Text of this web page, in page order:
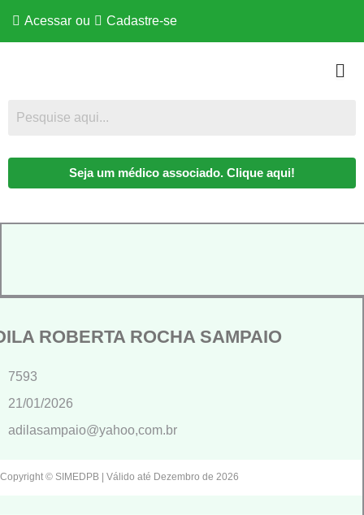
Acessar ou Cadastre-se
Seja um médico associado. Clique aqui!
ROBERTA ROCHA SAMPAIO
7593
21/01/2026
adilasampaio@yahoo,com.br
Copyright © SIMEDPB | Válido até Dezembro de 2026